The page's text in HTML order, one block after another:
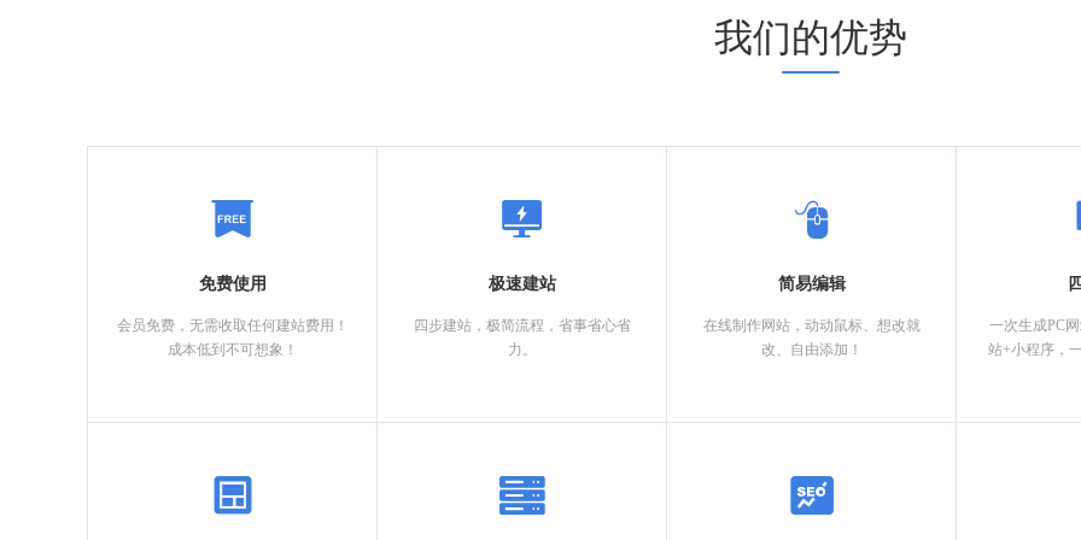
我们的优势
免费使用
会员免费，无需收取任何建站费用！
成本低到不可想象！
极速建站
四步建站，极简流程，省事省心省
力。
简易编辑
在线制作网站，动动鼠标、想改就
改、自由添加！
一次生成PC
站+小程序，